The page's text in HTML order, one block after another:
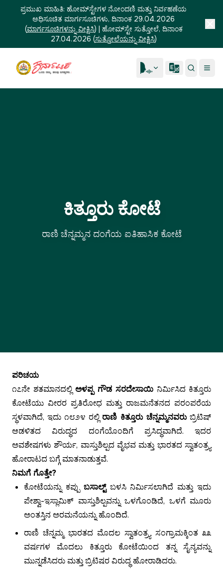
ಪ್ರಮುಖ ಮಾಹಿತಿ: ಹೋಮ್‌ಸ್ಟೇಗಳ ನೋಂದಣಿ ಮತ್ತು ನಿರ್ವಹಣೆಯ
ಅಧಿಸೂಚಿತ ಮಾರ್ಗಸೂಚಿಗಳು, ದಿನಾಂಕ 29.04.2026
(ಮಾರ್ಗಸೂಚಿಗಳನ್ನು ವೀಕ್ಷಿಸಿ) | ಹೋಮ್‌ಸ್ಟೇ ಸುತ್ತೋಲೆ, ದಿನಾಂಕ
27.04.2026 (ಸುತ್ತೋಲೆಯನ್ನು ವೀಕ್ಷಿಸಿ)
ಕಿತ್ತೂರು ಕೋಟೆ
ರಾಣಿ ಚೆನ್ನಮ್ಮನ ದಂಗೆಯ ಐತಿಹಾಸಿಕ ಕೋಟೆ
ಪರಿಚಯ
೧೭ನೇ ಶತಮಾನದಲ್ಲಿ ಅಳಪ್ಪ ಗೌಡ ಸರದೇಸಾಯಿ ನಿರ್ಮಿಸಿದ ಕಿತ್ತೂರು
ಕೋಟೆಯು ವೀರರ ಪ್ರತಿರೋಧ ಮತ್ತು ರಾಜಮನೆತನದ ಪರಂಪರೆಯ
ಸ್ಥಳವಾಗಿದೆ, ಇದು ೧೮೨೪ ರಲ್ಲಿರಾಣಿ ಕಿತ್ತೂರು ಚೆನ್ನಮ್ಮನವರುಬ್ರಿಟಿಷ್
ಆಡಳಿತದ ವಿರುದ್ಧದ ದಂಗೆಯೊಂದಿಗೆ ಪ್ರಸಿದ್ಧವಾಗಿದೆ. ಇದರ
ಅವಶೇಷಗಳು ಶೌರ್ಯ, ವಾಸ್ತುಶಿಲ್ಪದ ವೈಭವ ಮತ್ತು ಭಾರತದ ಸ್ವಾತಂತ್ರ್ಯ
ಹೋರಾಟದ ಬಗ್ಗೆ ಮಾತನಾಡುತ್ತವೆ.
ನಿಮಗೆ ಗೊತ್ತೇ?
ಕೋಟೆಯನ್ನು ಕಪ್ಪು ಬಸಾಲ್ಟ್ಬಳಸಿ ನಿರ್ಮಿಸಲಾಗಿದೆ ಮತ್ತು ಇದು
ಪೇಶ್ವಾ-ಇಸ್ಲಾಮಿಕ್ ವಾಸ್ತುಶಿಲ್ಪವನ್ನು ಒಳಗೊಂಡಿದೆ, ಒಳಗೆ ಮೂರು
ಅಂತಸ್ತಿನ ಅರಮನೆಯನ್ನು ಹೊಂದಿದೆ.
ರಾಣಿ ಚೆನ್ನಮ್ಮ ಭಾರತದ ಮೊದಲ ಸ್ವಾತಂತ್ರ್ಯ ಸಂಗ್ರಾಮಕ್ಕಿಂತ ೩೩
ವರ್ಷಗಳ ಮೊದಲು ಕಿತ್ತೂರು ಕೋಟೆಯಿಂದ ತನ್ನ ಸೈನ್ಯವನ್ನು
ಮುನ್ನಡೆಸಿದರು ಮತ್ತು ಬ್ರಿಟಿಷರ ವಿರುದ್ಧ ಹೋರಾಡಿದರು.